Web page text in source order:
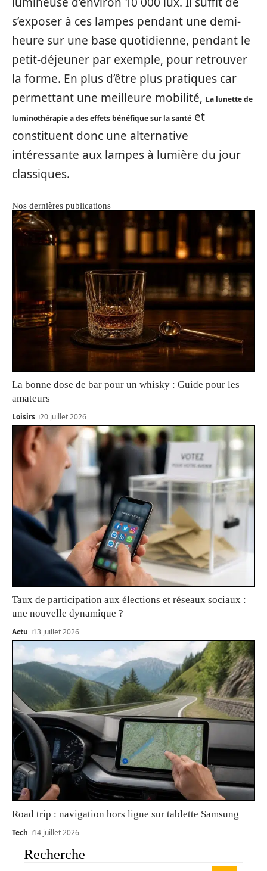
s’exposer à ces lampes pendant une demi-
heure sur une base quotidienne, pendant le
petit-déjeuner par exemple, pour retrouver
la forme. En plus d’être plus pratiques car
permettant une meilleure mobilité, La lunette de
luminothérapie a des effets bénéfique sur la santé et
constituent donc une alternative
intéressante aux lampes à lumière du jour
classiques.
Nos dernières publications
La bonne dose de bar pour un whisky : Guide pour les
amateurs
Loisirs 20 juillet 2026
Taux de participation aux élections et réseaux sociaux :
une nouvelle dynamique ?
Actu 13 juillet 2026
Road trip : navigation hors ligne sur tablette Samsung
Tech 14 juillet 2026
Recherche